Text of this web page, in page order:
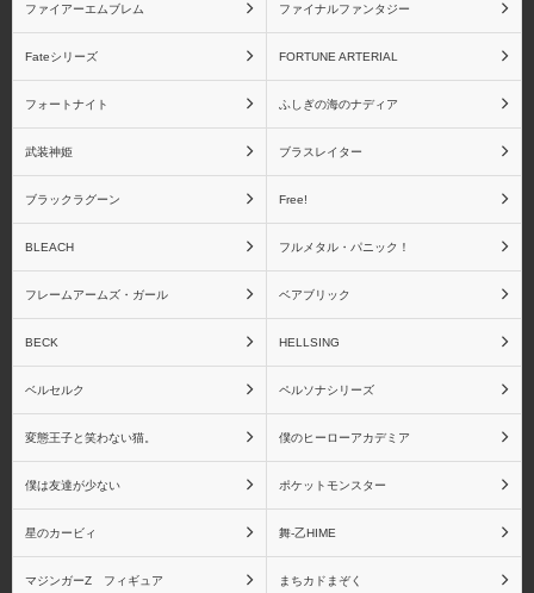
アクアマリン アトリエ彩
アニプレックス
アルファオメガ アルファマックス
ファイアーエムブレム ファイナルファンタジー
Fateシリーズ FORTUNE ARTERIAL
フォートナイト ふしぎの海のナディア
武装神姫 ブラスレイター
ブラックラグーン Free!
BLEACH フルメタル・パニック！
フレームアームズ・ガール ベアブリック
BECK HELLSING
ベルセルク ペルソナシリーズ
変態王子と笑わない猫。 僕のヒーローアカデミア
僕は友達が少ない ポケットモンスター
星のカービィ 舞-乙HIME
マジンガーZ フィギュア まちカドまぞく